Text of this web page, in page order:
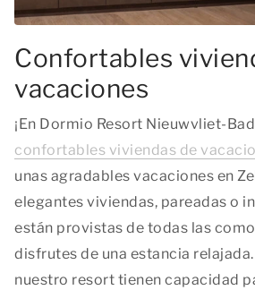
Confortables
vacaciones
¡En Dormio Resort Nieuwvliet-
confortables viviendas de
unas agradables vacaciones en
elegantes viviendas, pareadas o
están provistas de todas las
disfrutes de una estancia
nuestro resort tienen capacidad